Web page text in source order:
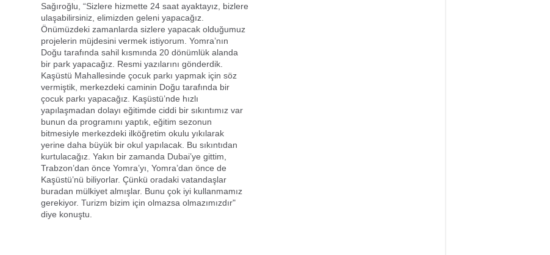
Sağıroğlu, “Sizlere hizmette 24 saat ayaktayız, bizlere
ulaşabilirsiniz, elimizden geleni yapacağız.
Önümüzdeki zamanlarda sizlere yapacak olduğumuz
projelerin müjdesini vermek istiyorum. Yomra’nın
Doğu tarafında sahil kısmında 20 dönümlük alanda
bir park yapacağız. Resmi yazılarını gönderdik.
Kaşüstü Mahallesinde çocuk parkı yapmak için söz
vermiştik, merkezdeki caminin Doğu tarafında bir
çocuk parkı yapacağız. Kaşüstü’nde hızlı
yapılaşmadan dolayı eğitimde ciddi bir sıkıntımız var
bunun da programını yaptık, eğitim sezonun
bitmesiyle merkezdeki ilköğretim okulu yıkılarak
yerine daha büyük bir okul yapılacak. Bu sıkıntıdan
kurtulacağız. Yakın bir zamanda Dubai’ye gittim,
Trabzon’dan önce Yomra’yı, Yomra’dan önce de
Kaşüstü’nü biliyorlar. Çünkü oradaki vatandaşlar
buradan mülkiyet almışlar. Bunu çok iyi kullanmamız
gerekiyor. Turizm bizim için olmazsa olmazımızdır"
diye konuştu.